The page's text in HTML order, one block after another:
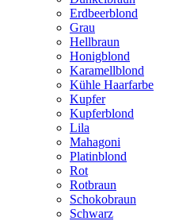
Erdbeerblond
Grau
Hellbraun
Honigblond
Karamellblond
Kühle Haarfarbe
Kupfer
Kupferblond
Lila
Mahagoni
Platinblond
Rot
Rotbraun
Schokobraun
Schwarz